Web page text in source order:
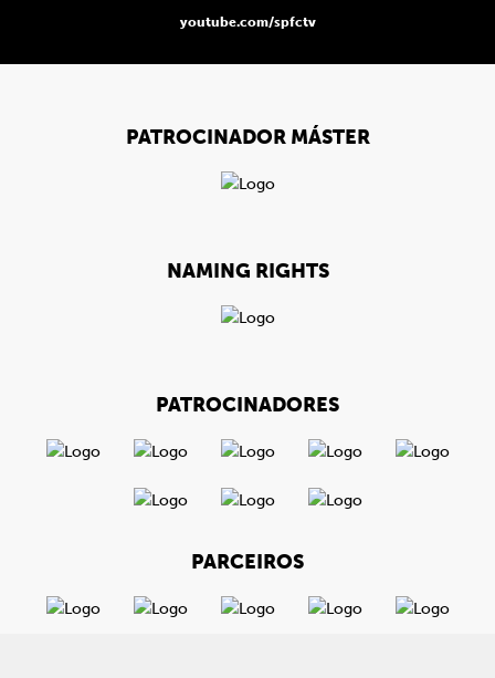
youtube.com/spfctv
PATROCINADOR MÁSTER
NAMING RIGHTS
PATROCINADORES
PARCEIROS